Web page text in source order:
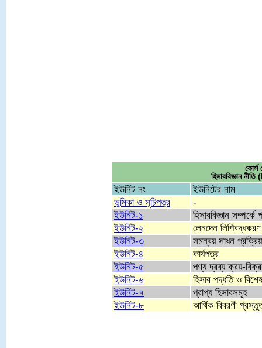
হিসাববিজ্ঞান
ইউনিট নং
ইউনিটের নাম
ভুমিকা ও সূচিপত্র
-
ইউনিট-১
হিসাববিজ্ঞান
ইউনিট-২
লেনদেন
ইউনিট-৩
সমন্বয় সাধন
ইউনিট-৪
কার্যপত্র
ইউনিট-৫
পণ্য দ্রব্য ক্রয়-
ইউনিট-৬
হিসাব পদ্ধতি ও
ইউনিট-৭
প্রাপ্য হিসাবসমূহ
ইউনিট-৮
আর্থিক বিবরণী